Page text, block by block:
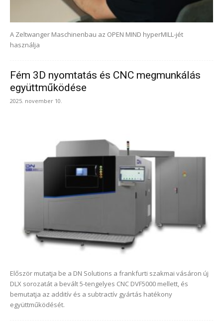
A Zeltwanger Maschinenbau az OPEN MIND hyperMILL-jét
használja
Fém 3D nyomtatás és CNC megmunkálás
együttműködése
2025. november 10.
Először mutatja be a DN Solutions a frankfurti szakmai vásáron új
DLX sorozatát a bevált 5-tengelyes CNC DVF5000 mellett, és
bemutatja az additív és a subtractív gyártás hatékony
együttműködését.